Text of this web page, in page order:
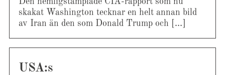
skakat Washington tecknar en helt annan bild
av Iran än den som Donald Trump och […]
USA:s